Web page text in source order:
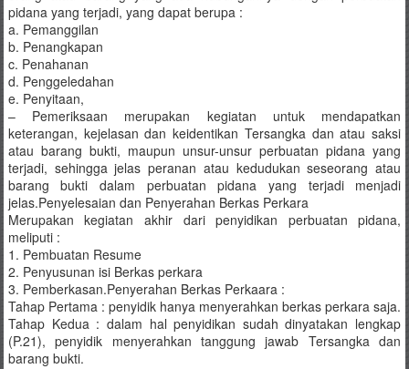
Riau,
Pekanbaru,
Bengkulu,
Mukomuko,
Gunung
Kidul,
Kulon
Progo,
Balikpapan,
Jakarta
pidana yang terjadi, yang dapat berupa :
a. Pemanggilan
b. Penangkapan
c. Penahanan
d. Penggeledahan
e. Penyitaan,
– Pemeriksaan merupakan kegiatan untuk mendapatkan
keterangan, kejelasan dan keidentikan Tersangka dan atau saksi
atau barang bukti, maupun unsur-unsur perbuatan pidana yang
terjadi, sehingga jelas peranan atau kedudukan seseorang atau
barang bukti dalam perbuatan pidana yang terjadi menjadi
jelas.Penyelesaian dan Penyerahan Berkas Perkara
Merupakan kegiatan akhir dari penyidikan perbuatan pidana,
meliputi :
1. Pembuatan Resume
2. Penyusunan isi Berkas perkara
3. Pemberkasan.Penyerahan Berkas Perkaara :
Tahap Pertama : penyidik hanya menyerahkan berkas perkara saja.
Tahap Kedua : dalam hal penyidikan sudah dinyatakan lengkap
(P.21), penyidik menyerahkan tanggung jawab Tersangka dan
barang bukti.